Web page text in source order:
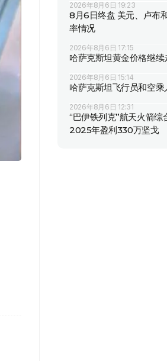
2026年8月6日 19:23
8月6日终盘 美元、卢布
率情况
2026年8月6日 17:15
哈萨克斯坦黄金价格继续
2026年8月6日 15:14
哈萨克斯坦飞行员和空
2026年8月6日 12:31
“巴伊铁列克”航天火箭综
2025年盈利330万坚戈